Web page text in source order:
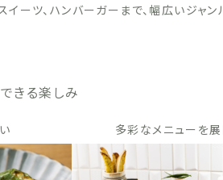
イーツ、ハンバーガーまで、幅広いジャ
きる楽しみ
多彩なメニューを